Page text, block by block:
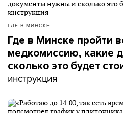
ГДЕ В МИНСКЕ
Где в Минске пройти
медкомиссию, какие
сколько это будет
инструкция